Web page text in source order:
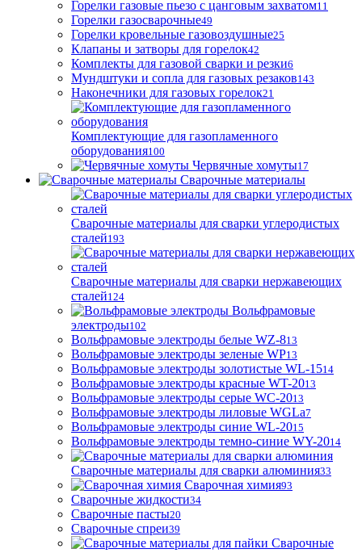
Горелки газовые пьезо с цанговым захватом11
Горелки газосварочные49
Горелки кровельные газовоздушные25
Клапаны и затворы для горелок42
Комплекты для газовой сварки и резки6
Мундштуки и сопла для газовых резаков143
Наконечники для газовых горелок21
Комплектующие для газопламенного
оборудования100
Червячные хомуты17
Сварочные материалы
Сварочные материалы для сварки углеродистых
сталей193
Сварочные материалы для сварки нержавеющих
сталей124
Вольфрамовые
электроды102
Вольфрамовые электроды белые WZ-813
Вольфрамовые электроды зеленые WP13
Вольфрамовые электроды золотистые WL-1514
Вольфрамовые электроды красные WT-2013
Вольфрамовые электроды серые WC-2013
Вольфрамовые электроды лиловые WGLa7
Вольфрамовые электроды синие WL-2015
Вольфрамовые электроды темно-синие WY-2014
Сварочные материалы для сварки алюминия33
Сварочная химия93
Сварочные жидкости34
Сварочные пасты20
Сварочные спреи39
Сварочные